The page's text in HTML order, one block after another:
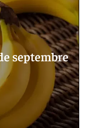
septembre